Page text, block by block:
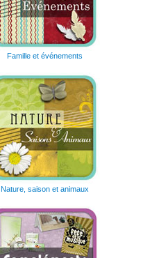
Famille et événements
Nature, saison et animaux